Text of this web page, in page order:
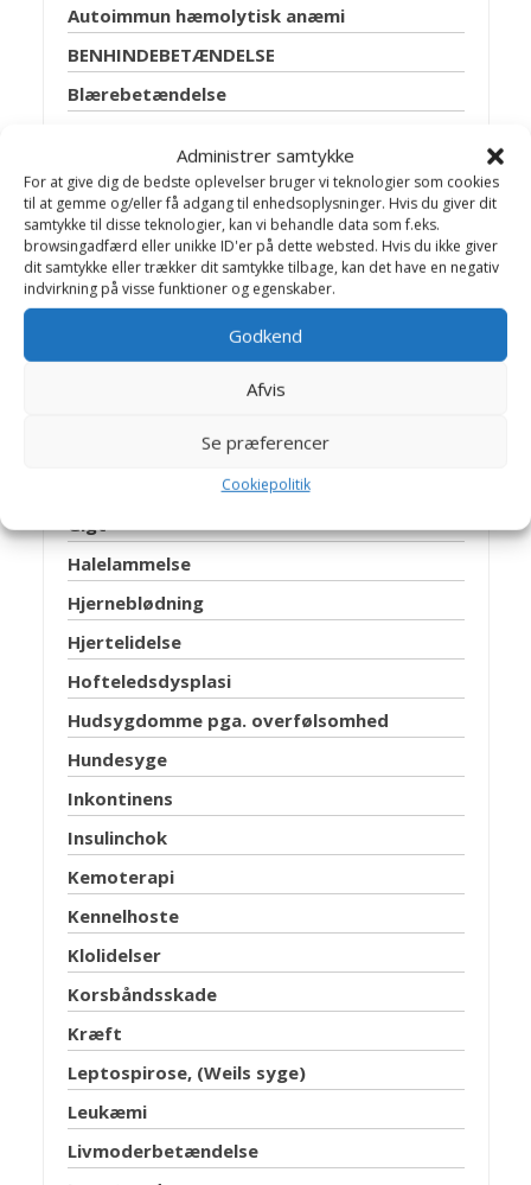
Administrer samtykke
For at give dig de bedste oplevelser bruger vi teknologier som cookies
til at gemme og/eller få adgang til enhedsoplysninger. Hvis du giver dit
samtykke til disse teknologier, kan vi behandle data som f.eks.
browsingadfærd eller unikke ID'er på dette websted. Hvis du ikke giver
dit samtykke eller trækker dit samtykke tilbage, kan det have en negativ
indvirkning på visse funktioner og egenskaber.
Godkend
Afvis
Se præferencer
Cookiepolitik
Autoimmun hæmolytisk anæmi
BENHINDEBETÆNDELSE
Blærebetændelse
Blæresten
Bugspytkirtel lidelser
Cancer
Discusprolaps
Fedtsvulst
Gigt
Halelammelse
Hjerneblødning
Hjertelidelse
Hofteledsdysplasi
Hudsygdomme pga. overfølsomhed
Hundesyge
Inkontinens
Insulinchok
Kemoterapi
Kennelhoste
Klolidelser
Korsbåndsskade
Kræft
Leptospirose, (Weils syge)
Leukæmi
Livmoderbetændelse